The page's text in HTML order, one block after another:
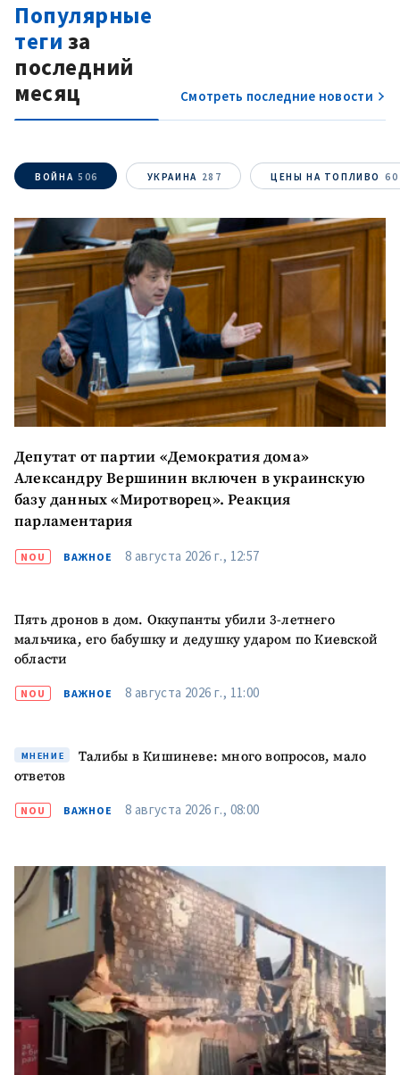
Популярные
теги за
последний
месяц
Смотреть последние новости
ВОЙНА 506 УКРАИНА 287 ЦЕНЫ НА ТОПЛИВО 60
Депутат от партии «Демократия дома»
Александру Вершинин включен в украинскую
базу данных «Миротворец». Реакция
парламентария
NOU ВАЖНОЕ 8 августа 2026 г., 12:57
Пять дронов в дом. Оккупанты убили 3-летнего
мальчика, его бабушку и дедушку ударом по Киевской
области
NOU ВАЖНОЕ 8 августа 2026 г., 11:00
МНЕНИЕ
Талибы в Кишиневе: много вопросов, мало
ответов
NOU ВАЖНОЕ 8 августа 2026 г., 08:00
Текст новости
+ Добавить текст
новости
Имя + Моё имя
Электронная почта
+ Мой email
Телефон
+ Личный телефон
Я прочитал(а) и согласен(на)
сполитикой
конфиденциальности .
ОТПРАВИТЬ НОВОСТЬ